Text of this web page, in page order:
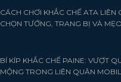
CÁCH CHƠI KHẮC CHẾ ATA LIÊN
CHỌN TƯỚNG, TRANG BỊ VÀ
BÍ KÍP KHẮC CHẾ PAINE: VƯỢT
MỘNG TRONG LIÊN QUÂN